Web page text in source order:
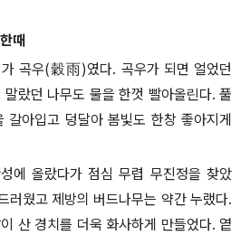
때
곡우(穀雨)였다. 곡우가 되면 얼었던
랐던 나무도 물을 한껏 빨아올린다.풀
아입고 덩달아 봄빛도 한창 좋아지게
에 올랐다가 점심 무렵 무진정을 찾았
러웠고 제방의 버드나무는 약간 누랬다.
산 경치를 더욱 화사하게 만들었다.옅